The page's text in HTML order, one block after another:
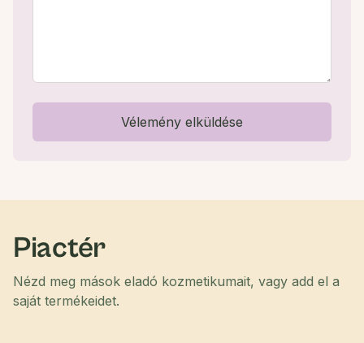
Vélemény elküldése
Piactér
Nézd meg mások eladó kozmetikumait, vagy add el a
saját termékeidet.